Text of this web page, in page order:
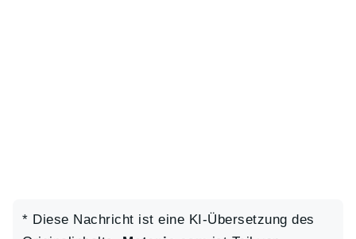
* Diese Nachricht ist eine KI-Übersetzung des